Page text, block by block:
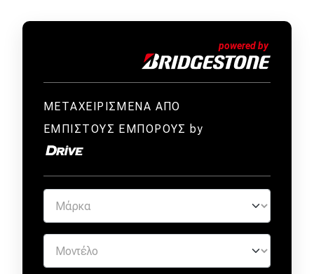
ΜΕΤΑΧΕΙΡΙΣΜΕΝΑ ΑΠΟ
ΕΜΠΙΣΤΟΥΣ ΕΜΠΟΡΟΥΣ by